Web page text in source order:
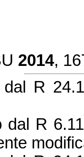
2014,
R
dal R